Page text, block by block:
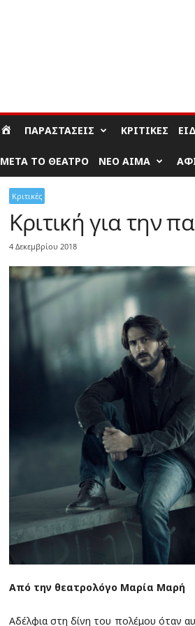
ΠΑΡΑΣΤΆΣΕΙΣ ΚΡΙΤΙΚΈΣ
ΜΕΤΆ ΤΟ ΘΈΑΤΡΟ ΝΈΟ ΑΊΜΑ
Κριτικές
Κριτική για την
4 Δεκεμβρίου 2018
Από την θεατρολόγο Μαρία Μαρή
Αδέλφια στη δίνη του πολέμου όταν